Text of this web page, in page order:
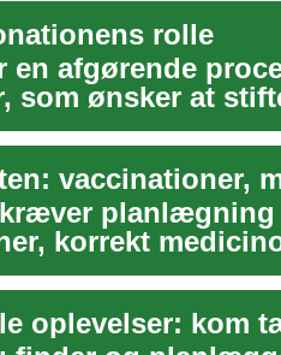
rolle
afgørende
som ønsker at
planlægning
korrekt
oplevelser: kom